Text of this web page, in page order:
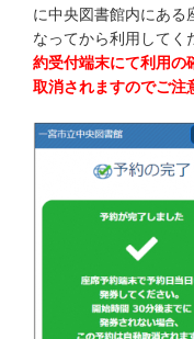
に中央図書館内にある
なってから利用してく
約受付端末にて利用の
取消されますのでご注